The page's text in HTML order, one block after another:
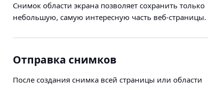
Снимок области экрана позволяет сохранить только
небольшую, самую интересную часть веб-страницы.
Отправка снимков
После создания снимка всей страницы или области